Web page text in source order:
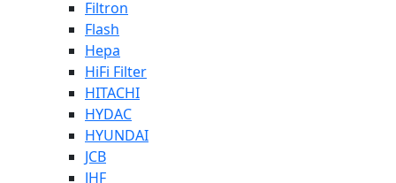
Filtron
Flash
Hepa
HiFi Filter
HITACHI
HYDAC
HYUNDAI
JCB
JHF